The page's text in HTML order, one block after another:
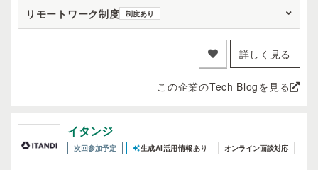
リモートワーク制度 制度あり
詳しく見る
この企業のTech Blogを見る
イタンジ
次回参加予定 生成AI活用情報あり オンライン面談対応